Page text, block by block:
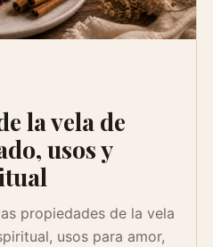
la vela de
usos y
propiedades de la vela
usos para amor,